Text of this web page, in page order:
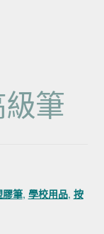
筆
膠筆, 學校用品, 按